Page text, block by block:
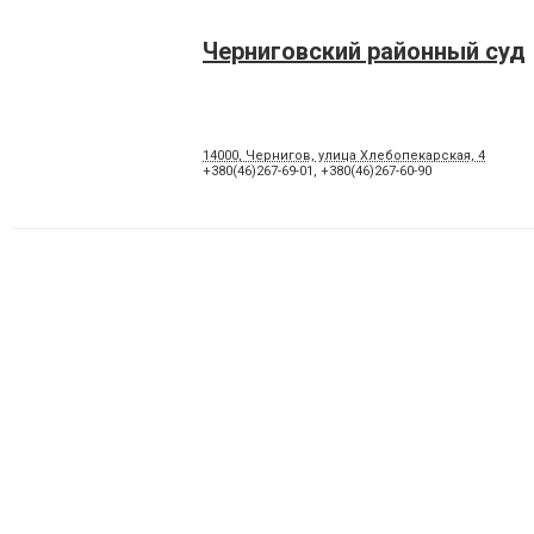
Черниговский районный суд
14000, Чернигов, улица Хлебопекарская, 4
+380(46)267-69-01 , +380(46)267-60-90